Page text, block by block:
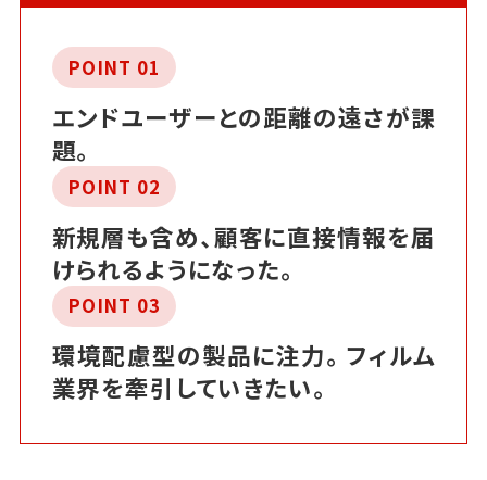
POINT 01
エンドユーザーとの距離の遠さが課
題。
POINT 02
新規層も含め、顧客に直接情報を届
けられるようになった。
POINT 03
環境配慮型の製品に注力。フィルム
業界を牽引していきたい。